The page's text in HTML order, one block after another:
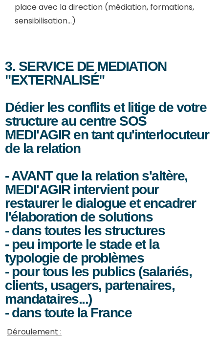
place avec la direction (médiation, formations,
sensibilisation…)
3. SERVICE DE MEDIATION
"EXTERNALISÉ"
Dédier les conflits et litige de votre
structure au centre SOS
MEDI'AGIR en tant qu'interlocuteur
de la relation
- AVANT que la relation s'altère,
MEDI'AGIR intervient pour
restaurer le dialogue et encadrer
l'élaboration de solutions
- dans toutes les structures
- peu importe le stade et la
typologie de problèmes
- pour tous les publics (salariés,
clients, usagers, partenaires,
mandataires...)
- dans toute la France
Déroulement :